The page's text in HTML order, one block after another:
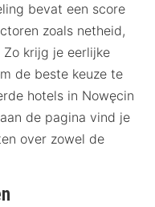
bevat een score
zoals netheid,
krijg je eerlijke
de beste keuze te
hotels in Nowęcin
de pagina vind je
over zowel de